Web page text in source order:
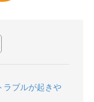
ラブルが起きや